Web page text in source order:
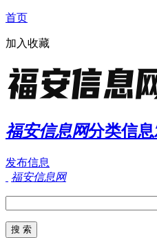
首页
加入收藏
福安信息网分类信
发布信息
福安信息网